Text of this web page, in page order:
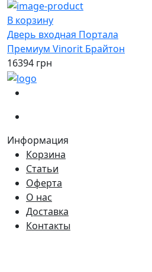
В корзину
Дверь входная Портала
Премиум Vinorit Брайтон
16394 грн
Информация
Корзина
Статьи
Оферта
О нас
Доставка
Контакты